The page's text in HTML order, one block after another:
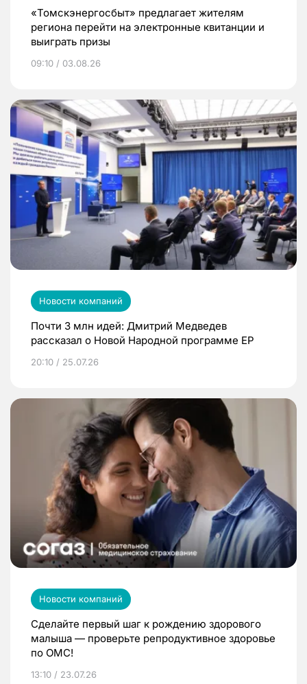
«Томскэнергосбыт» предлагает жителям
региона перейти на электронные квитанции и
выиграть призы
09:10 / 03.08.26
Новости компаний
Почти 3 млн идей: Дмитрий Медведев
рассказал о Новой Народной программе ЕР
20:10 / 25.07.26
Новости компаний
Сделайте первый шаг к рождению здорового
малыша — проверьте репродуктивное здоровье
по ОМС!
13:10 / 23.07.26